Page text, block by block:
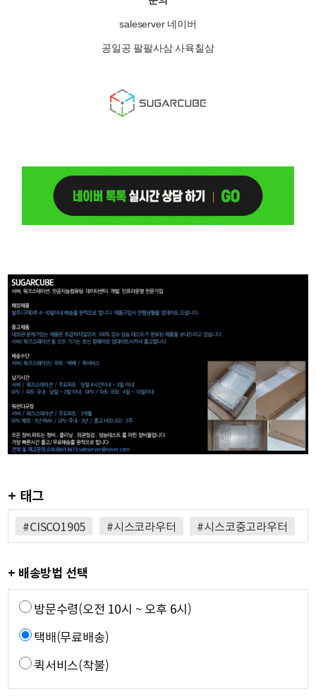
saleserver 네이버
공일공 팔팔사삼 사육칠삼
+ 태그
#CISCO1905 #시스코라우터 #시스코중고라우터
+ 배송방법 선택
방문수령(오전 10시 ~ 오후 6시)
택배(무료배송)
퀵서비스(착불)